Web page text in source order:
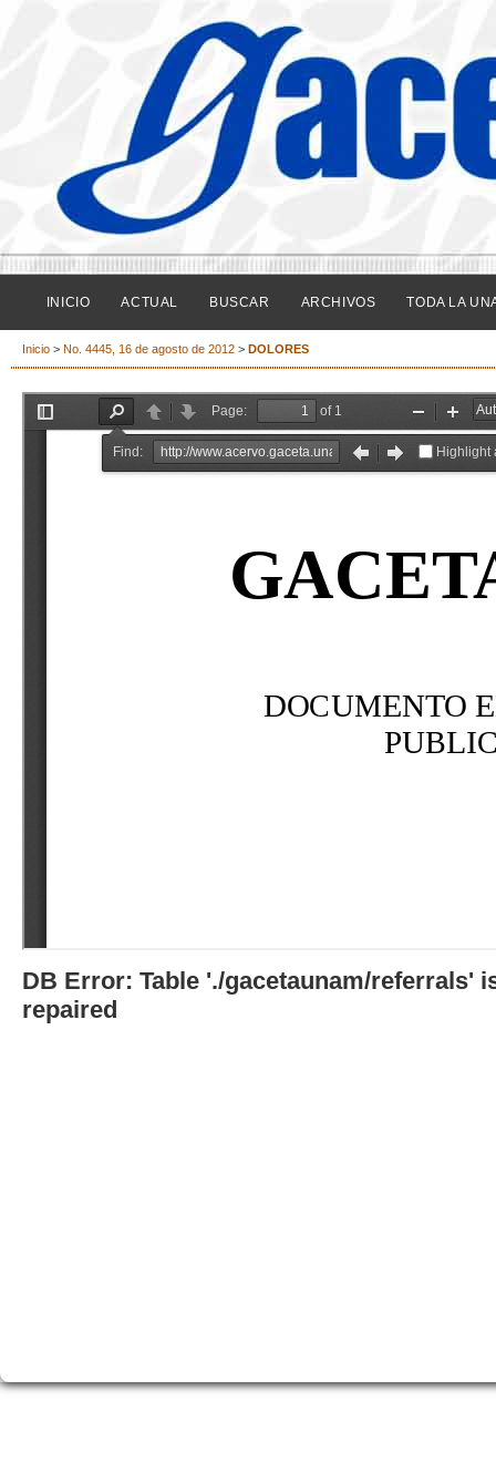
INICIO ACTUAL BUSCAR ARCHIVOS TODA LA
Inicio > No. 4445, 16 de agosto de 2012 > DOLORES
DB Error: Table './gacetaunam/referrals'
repaired